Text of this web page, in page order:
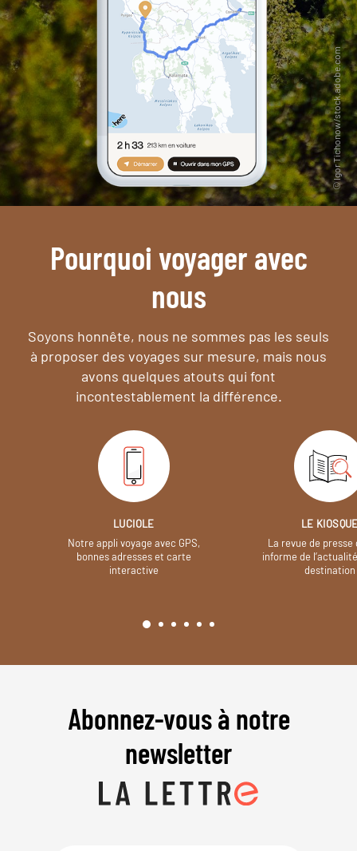
Pourquoi voyager avec
nous
Soyons honnête, nous ne sommes pas les seuls
à proposer des voyages sur mesure, mais nous
avons quelques atouts qui font
incontestablement la différence.
LUCIOLE
Notre appli voyage avec GPS,
bonnes adresses et carte
interactive
LE
La revue de presse
informe de
destination
Abonnez-vous à notre
newsletter